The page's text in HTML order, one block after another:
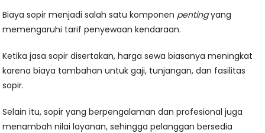
Biaya sopir menjadi salah satu komponen pentingyang
memengaruhi tarif penyewaan kendaraan.
Ketika jasa sopir disertakan, harga sewa biasanya meningkat
karena biaya tambahan untuk gaji, tunjangan, dan fasilitas
sopir.
Selain itu, sopir yang berpengalaman dan profesional juga
menambah nilai layanan, sehingga pelanggan bersedia